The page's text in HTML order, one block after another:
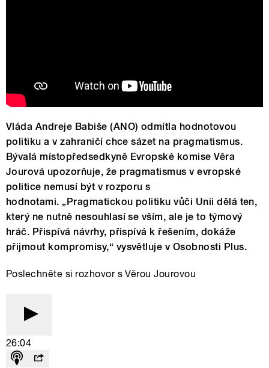
Vláda Andreje Babiše (ANO) odmítla hodnotovou
politiku a v zahraničí chce sázet na pragmatismus.
Bývalá místopředsedkyně Evropské komise Věra
Jourová upozorňuje, že pragmatismus v evropské
politice nemusí být v rozporu s
hodnotami. „Pragmatickou politiku vůči Unii dělá ten,
který ne nutně nesouhlasí se vším, ale je to týmový
hráč. Přispívá návrhy, přispívá k řešením, dokáže
přijmout kompromisy,“ vysvětluje v Osobnosti Plus.
Poslechněte si rozhovor s Věrou Jourovou
26:04